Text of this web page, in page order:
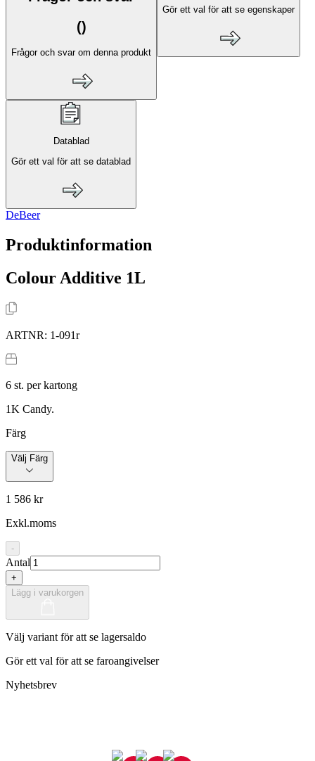
()
Frågor och svar om denna produkt
Gör ett val för att se egenskaper
Datablad
Gör ett val för att se datablad
DeBeer
Produktinformation
Colour Additive 1L
ARTNR: 1-091r
6 st. per kartong
1K Candy.
Färg
Välj Färg
1 586 kr
Exkl.moms
-
Antal
+
Lägg i varukorgen
Välj variant för att se lagersaldo
Gör ett val för att se faroangivelser
Nyhetsbrev